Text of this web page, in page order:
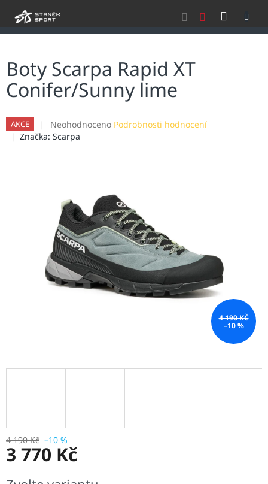
Boty Scarpa Rapid XT
Conifer/Sunny lime
AKCE
Průměrné
hodnocení
hvězdiček.
Neohodnoceno Podrobnosti hodnocení
Značka: Scarpa
4 190 KČ
–10 %
4 190 Kč –10 %
3 770 Kč